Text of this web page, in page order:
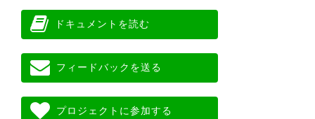
ドキュメントを読む
フィードバックを送る
プロジェクトに参加する